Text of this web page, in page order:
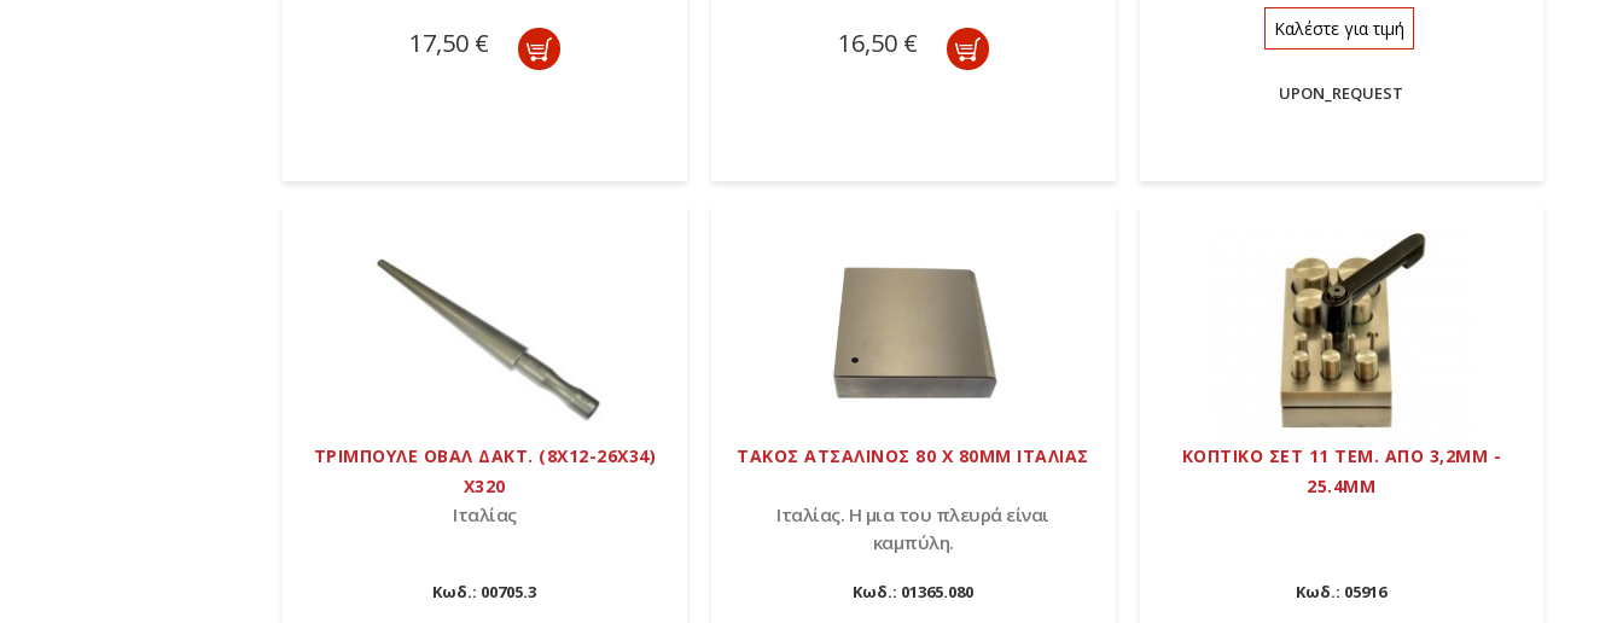
17,50 € 16,50 € Καλέστε για τιμή
UPON_REQUEST
ΤΡΙΜΠΟΥΛΕ ΟΒΑΛ ΔΑΚΤ. (8X12-26X34)
X320
Ιταλίας
Κωδ.: 00705.3
ΤΑΚΟΣ ΑΤΣΑΛΙΝΟΣ 80 Χ 80MM ΙΤΑΛΙΑΣ
Ιταλίας. Η μια του πλευρά είναι
καμπύλη.
Κωδ.: 01365.080
ΚΟΠΤΙΚΟ ΣΕΤ 11 ΤΕΜ. ΑΠΟ 3,2MM -
25.4MM
Κωδ.: 05916